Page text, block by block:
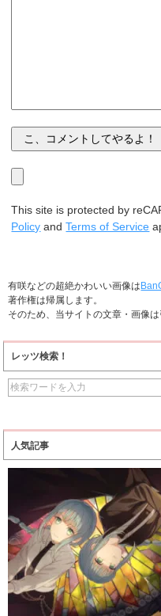
This site is protected by
Policy andTerms of Service
有咲などの超絶かわいい画像は
著作権は帰属します。
そのため、当サイトの文章・画像は
レッツ検索！
人気記事